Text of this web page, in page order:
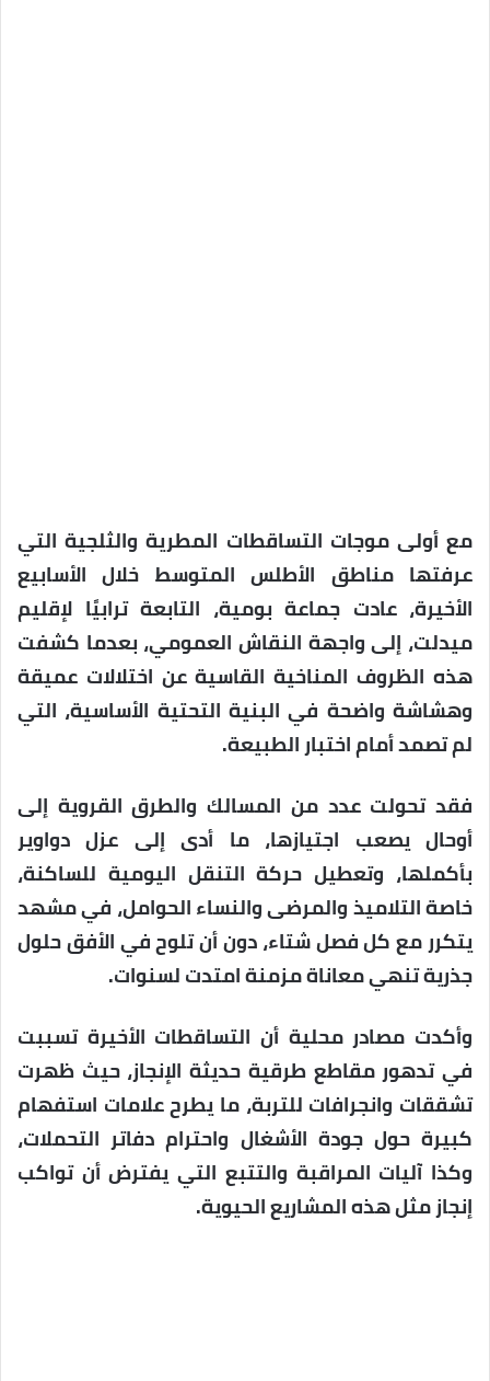
مع أولى موجات التساقطات المطرية والثلجية التي
عرفتها مناطق الأطلس المتوسط خلال الأسابيع
الأخيرة، عادت جماعة بومية، التابعة ترابيًا لإقليم
ميدلت، إلى واجهة النقاش العمومي، بعدما كشفت
هذه الظروف المناخية القاسية عن اختلالات عميقة
وهشاشة واضحة في البنية التحتية الأساسية، التي
لم تصمد أمام اختبار الطبيعة.
فقد تحولت عدد من المسالك والطرق القروية إلى
أوحال يصعب اجتيازها، ما أدى إلى عزل دواوير
بأكملها، وتعطيل حركة التنقل اليومية للساكنة،
خاصة التلاميذ والمرضى والنساء الحوامل، في مشهد
يتكرر مع كل فصل شتاء، دون أن تلوح في الأفق حلول
جذرية تنهي معاناة مزمنة امتدت لسنوات.
وأكدت مصادر محلية أن التساقطات الأخيرة تسببت
في تدهور مقاطع طرقية حديثة الإنجاز، حيث ظهرت
تشققات وانجرافات للتربة، ما يطرح علامات استفهام
كبيرة حول جودة الأشغال واحترام دفاتر التحملات،
وكذا آليات المراقبة والتتبع التي يفترض أن تواكب
إنجاز مثل هذه المشاريع الحيوية.